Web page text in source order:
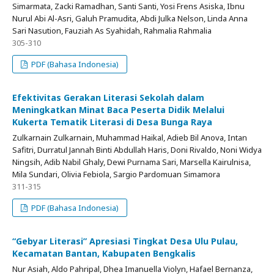
Simarmata, Zacki Ramadhan, Santi Santi, Yosi Frens Asiska, Ibnu
Nurul Abi Al-Asri, Galuh Pramudita, Abdi Julka Nelson, Linda Anna
Sari Nasution, Fauziah As Syahidah, Rahmalia Rahmalia
305-310
PDF (Bahasa Indonesia)
Efektivitas Gerakan Literasi Sekolah dalam
Meningkatkan Minat Baca Peserta Didik Melalui
Kukerta Tematik Literasi di Desa Bunga Raya
Zulkarnain Zulkarnain, Muhammad Haikal, Adieb Bil Anova, Intan
Safitri, Durratul Jannah Binti Abdullah Haris, Doni Rivaldo, Noni Widya
Ningsih, Adib Nabil Ghaly, Dewi Purnama Sari, Marsella Kairulnisa,
Mila Sundari, Olivia Febiola, Sargio Pardomuan Simamora
311-315
PDF (Bahasa Indonesia)
“Gebyar Literasi” Apresiasi Tingkat Desa Ulu Pulau,
Kecamatan Bantan, Kabupaten Bengkalis
Nur Asiah, Aldo Pahripal, Dhea Imanuella Violyn, Hafael Bernanza,